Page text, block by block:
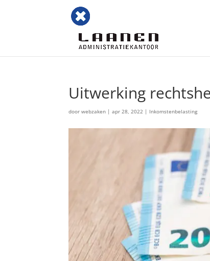
Uitwerking
doorwebzaken |apr 28, 2022 | Inkomstenbelasting